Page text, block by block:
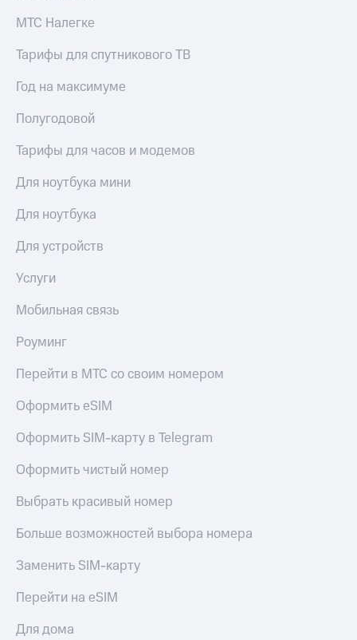
Программа
Порядок
акций
Рынок
Еврооблигации-2023
Уведомление
о
Другое
развитие
этика
На главную
МТС Налегке
Тарифы для спутникового ТВ
Год на максимуме
Полугодовой
Тарифы для часов и модемов
Для ноутбука мини
Для ноутбука
Для устройств
Услуги
Мобильная связь
Роуминг
Перейти в МТС со своим номером
Оформить eSIM
Оформить SIM-карту в Telegram
Оформить чистый номер
Выбрать красивый номер
Больше возможностей выбора номера
Заменить SIM-карту
Перейти на eSIM
Для дома